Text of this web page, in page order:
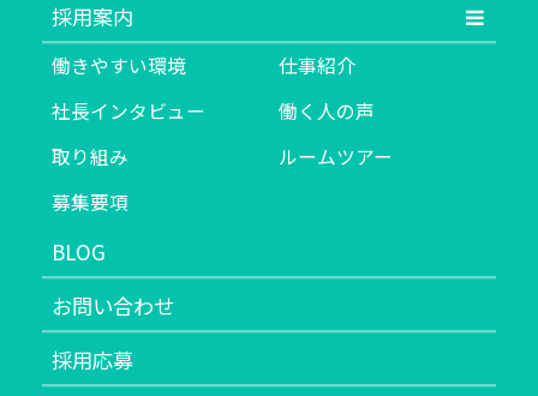
採用案内
働きやすい環境
仕事紹介
社長インタビュー
働く人の声
取り組み
ルームツアー
募集要項
BLOG
お問い合わせ
採用応募